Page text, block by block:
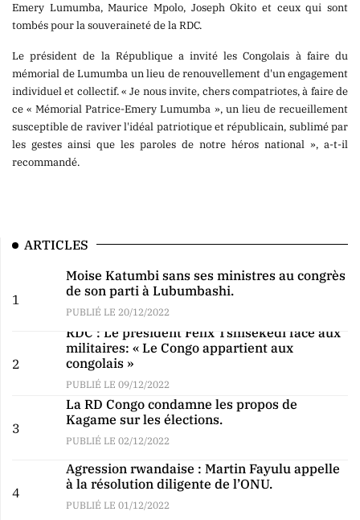
Emery Lumumba, Maurice Mpolo, Joseph Okito et ceux qui sont
tombés pour la souveraineté de la RDC.
Le président de la République a invité les Congolais à faire du
mémorial de Lumumba un lieu de renouvellement d'un engagement
individuel et collectif. « Je nous invite, chers compatriotes, à faire de
ce « Mémorial Patrice-Emery Lumumba », un lieu de recueillement
susceptible de raviver l'idéal patriotique et républicain, sublimé par
les gestes ainsi que les paroles de notre héros national », a-t-il
recommandé.
ARTICLES
1
Moise Katumbi sans ses ministres au congrès
de son parti à Lubumbashi.
PUBLIÉ LE 20/12/2022
2
RDC : Le président Félix Tshisekedi face aux
militaires: « Le Congo appartient aux
congolais »
PUBLIÉ LE 09/12/2022
3
La RD Congo condamne les propos de
Kagame sur les élections.
PUBLIÉ LE 02/12/2022
4
Agression rwandaise : Martin Fayulu appelle
à la résolution diligente de l’ONU.
PUBLIÉ LE 01/12/2022